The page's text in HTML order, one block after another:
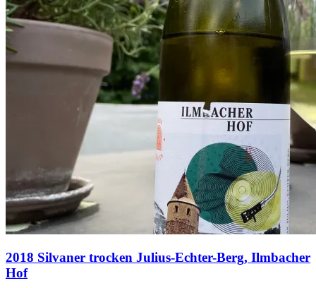
2018 Silvaner trocken Julius-Echter-Berg, Ilmbacher
Hof